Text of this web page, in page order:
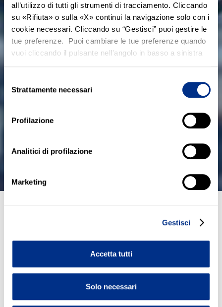
all’utilizzo di tutti gli strumenti di tracciamento. Cliccando
su «Rifiuta» o sulla «X» continui la navigazione solo con i
cookie necessari. Cliccando su “Gestisci” puoi gestire le
tue preferenze. Puoi cambiare le tue preferenze quando
vuoi cliccando il pulsante nell'angolo in basso a sinistra
delStrattamente necessari
Profilazione
Analitici di profilazione
Marketing
Gestisci
Accetta tutti
Solo necessari
Dal 12 febbraio al 15 aprile Tutto Pan
nocarta debutterà sul FoodChannel,
canale 33 del digitale terrestre, all’in
a”. Da nord a sud scopriremo le trad
izioni culinarie delle famiglie di tutta
ci guiderà Roberta Capua con un to